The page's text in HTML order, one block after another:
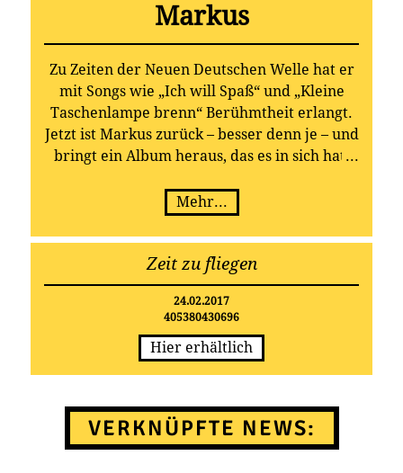
Markus
Zu Zeiten der Neuen Deutschen Welle hat er
mit Songs wie „Ich will Spaß“ und „Kleine
Taschenlampe brenn“ Berühmtheit erlangt.
Jetzt ist Markus zurück – besser denn je – und
bringt ein Album heraus, das es in sich hat:
TELAMO.
Songs, die geprägt sind von Leichtigkeit und
Augenzwinkern und dennoch Substanz
haben – es gibt nicht viele Künstler, die diese
Kunst beherrschen. Markus ist definitiv einer
davon. Nicht von ungefähr wurde der
1980er-Jahren mit seinen Titeln einer der
populärsten Interpreten der Neuen
Lorbeeren hat sich der gebürtige Bad
Camberger nie. Nach seinen jüngsten Single-
Mehr...
Zeit zu fliegen
24.02.2017
405380430696
Hier erhältlich
VERKNÜPFTE NEWS: